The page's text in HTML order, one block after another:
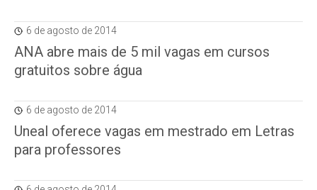
6 de agosto de 2014
ANA abre mais de 5 mil vagas em cursos
gratuitos sobre água
6 de agosto de 2014
Uneal oferece vagas em mestrado em Letras
para professores